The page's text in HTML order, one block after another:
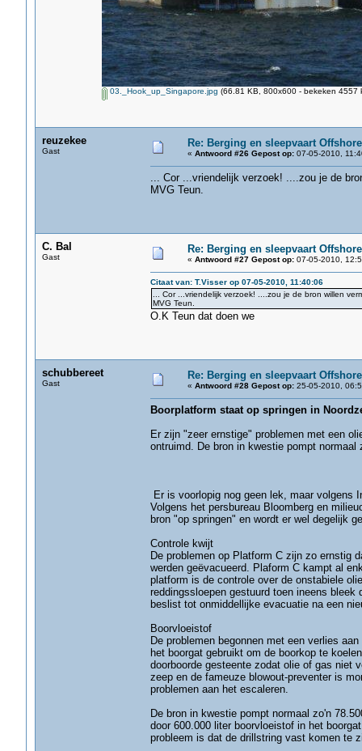
03._Hook_up_Singapore.jpg (66.81 KB, 800x600 - bekeken 4557
reuzekee
Gast
Re: Berging en sleepvaart Offshore
« Antwoord #26 Gepost op:07-05-2010,
... Cor ...vriendelijk verzoek! ....zou je de
MVG Teun.
C. Bal
Gast
Re: Berging en sleepvaart Offshore
« Antwoord #27 Gepost op:07-05-2010,
Citaat van: T.Visser op 07-05-2010, 11:40:06
... Cor ...vriendelijk verzoek! ....zou je de bron willen
MVG Teun.
O.K Teun dat doen we
schubbereet
Gast
Re: Berging en sleepvaart Offshore
« Antwoord #28 Gepost op:25-05-2010,
Boorplatform staat op springen in
Er zijn "zeer ernstige" problemen met een
ontruimd. De bron in kwestie pompt
Er is voorlopig nog geen lek, maar volgens
Volgens het persbureau Bloomberg en
bron "op springen" en wordt er wel degelijk
Controle kwijt
De problemen op Platform C zijn zo ernstig
werden geëvacueerd. Plaform C kampt al
platform is de controle over de onstabiele
reddingssloepen gestuurd toen ineens
beslist tot onmiddellijke evacuatie na een
Boorvloeistof
De problemen begonnen met een verlies
het boorgat gebruikt om de boorkop te
doorboorde gesteente zodat olie of gas niet
zeep en de fameuze blowout-preventer is
problemen aan het escaleren.
De bron in kwestie pompt normaal zo'n
door 600.000 liter boorvloeistof in het
probleem is dat de drillstring vast komen te